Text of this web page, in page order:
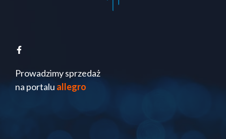
Prowadzimy sprzedaż
na portalu allegro